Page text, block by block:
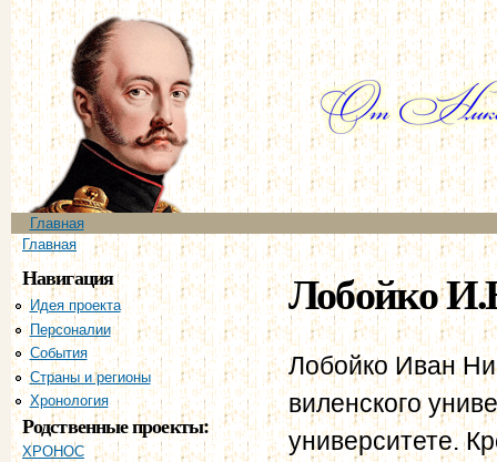
Главное меню
Главная
Вы здесь
Главная
Навигация
Идея проекта
Персоналии
События
Страны и регионы
Хронология
Родственные проекты:
ХРОНОС
Лобойко
Лобойко Иван
виленского
университете.